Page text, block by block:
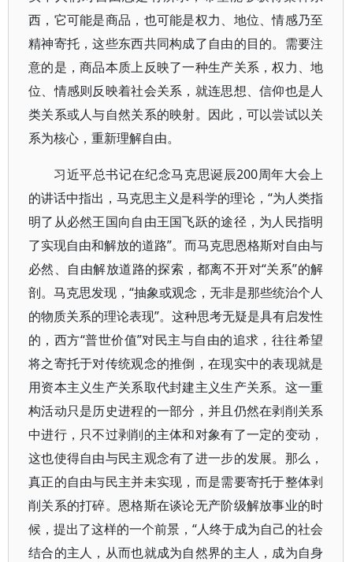
西，它可能是商品，也可能是权力、地位、情感乃至
精神寄托，这些东西共同构成了自由的目的。需要注
意的是，商品本质上反映了一种生产关系，权力、地
位、情感则反映着社会关系，就连思想、信仰也是人
类关系或人与自然关系的映射。因此，可以尝试以关
系为核心，重新理解自由。
习近平总书记在纪念马克思诞辰200周年大会上
的讲话中指出，马克思主义是科学的理论，“为人类指
明了从必然王国向自由王国飞跃的途径，为人民指明
了实现自由和解放的道路”。而马克思恩格斯对自由与
必然、自由解放道路的探索，都离不开对“关系”的解
剖。马克思发现，“抽象或观念，无非是那些统治个人
的物质关系的理论表现”。这种思考无疑是具有启发性
的，西方“普世价值”对民主与自由的追求，往往希望
将之寄托于对传统观念的推倒，在现实中的表现就是
用资本主义生产关系取代封建主义生产关系。这一重
构活动只是历史进程的一部分，并且仍然在剥削关系
中进行，只不过剥削的主体和对象有了一定的变动，
这也使得自由与民主观念有了进一步的发展。那么，
真正的自由与民主并未实现，而是需要寄托于整体剥
削关系的打碎。恩格斯在谈论无产阶级解放事业的时
候，提出了这样的一个前景，“人终于成为自己的社会
结合的主人，从而也就成为自然界的主人，成为自身